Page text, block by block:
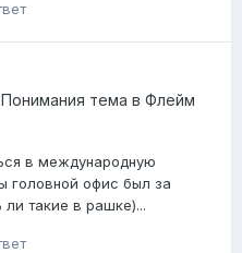
тема в Флейм
в международную
головной офис был за
такие в рашке)...